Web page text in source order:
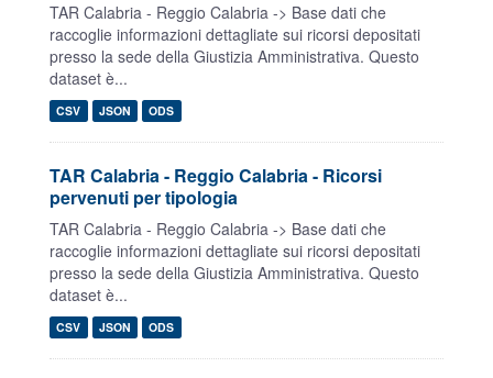
TAR Calabria - Reggio Calabria -> Base dati che
raccoglie informazioni dettagliate sui ricorsi depositati
presso la sede della Giustizia Amministrativa. Questo
dataset è...
CSV JSON ODS
TAR Calabria - Reggio Calabria - Ricorsi
pervenuti per tipologia
TAR Calabria - Reggio Calabria -> Base dati che
raccoglie informazioni dettagliate sui ricorsi depositati
presso la sede della Giustizia Amministrativa. Questo
dataset è...
CSV JSON ODS